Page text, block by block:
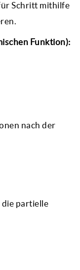
Schritt mithilfe
Funktion):
nach der
die partielle